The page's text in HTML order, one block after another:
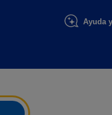
Ayuda